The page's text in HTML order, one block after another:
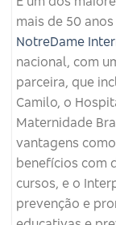
mais de 50
NotreDame
nacional, com
parceira, que
Camilo, o
Maternidade
vantagens
benefícios com
cursos, e o
prevenção e